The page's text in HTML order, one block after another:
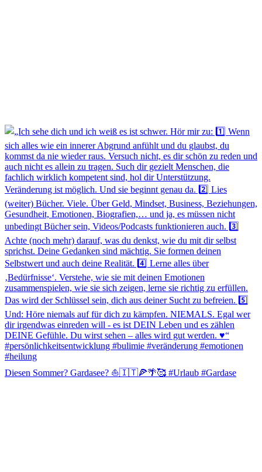
Diesen Sommer? Gardasee? ⛵️🇮🇹🍕🌴🥰 #Urlaub #Gardase